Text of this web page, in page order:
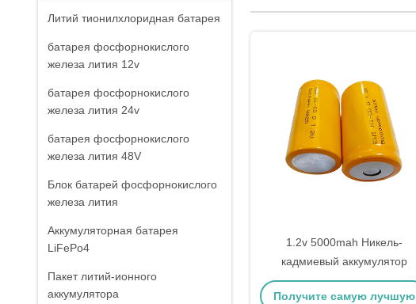
Литий тионилхлоридная батарея
батарея фосфорнокислого
железа лития 12v
батарея фосфорнокислого
железа лития 24v
батарея фосфорнокислого
железа лития 48V
Блок батарей фосфорнокислого
железа лития
Аккумуляторная батарея
LiFePo4
Пакет литий-ионного
аккумулятора
1.2v 5000mah Никель-
кадмиевый аккумулятор
Получите самую лучшую